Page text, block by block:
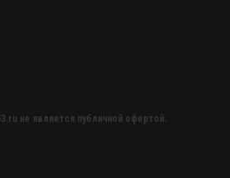
не является публичной офертой.